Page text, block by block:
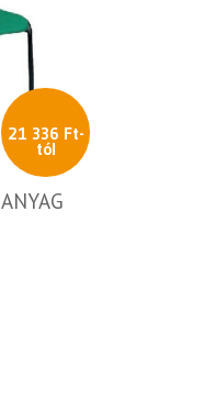
21 336 Ft-
tól